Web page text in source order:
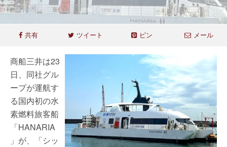
共有 ツイート ピン メール
商船三井は23
日、同社グル
ープが運航す
る国内初の水
素燃料旅客船
「HANARIA
」が、「シッ